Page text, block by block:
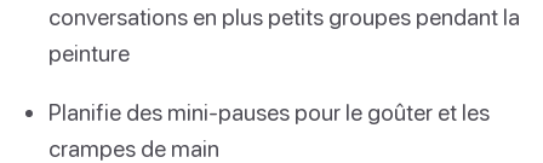
conversations en plus petits groupes pendant la
peinture
Planifie des mini-pauses pour le goûter et les
crampes de main